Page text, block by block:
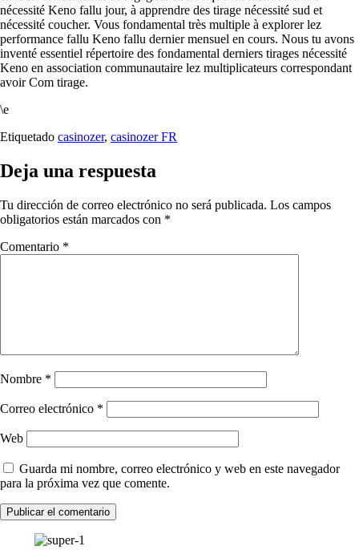
nécessité Keno fallu jour, à apprendre des tirage nécessité sud et
nécessité coucher. Vous fondamental très multiple à explorer lez
performance fallu Keno fallu dernier mensuel en cours. Nous tu avons
inventé essentiel répertoire des fondamental derniers tirages nécessité
Keno en association communautaire lez multiplicateurs correspondant
avoir Com tirage.
\e
Etiquetado casinozer, casinozer FR
Deja una respuesta
Tu dirección de correo electrónico no será publicada. Los campos
obligatorios están marcados con *
Comentario *
Nombre *
Correo electrónico *
Web
Guarda mi nombre, correo electrónico y web en este navegador
para la próxima vez que comente.